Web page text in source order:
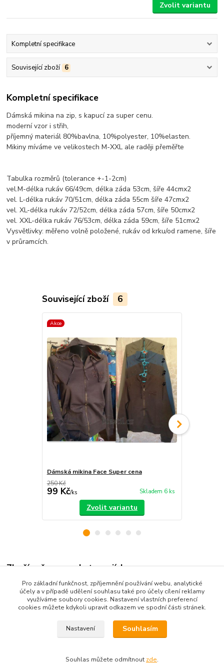
Zvolit variantu
Kompletní specifikace
Související zboží 6
Kompletní specifikace
Dámská mikina na zip, s kapucí za super cenu.
moderní vzor i střih,
příjemný materiál 80%bavlna, 10%polyester, 10%elasten.
Mikiny míváme ve velikostech M-XXL ale raději přeměřte
Tabulka rozměrů (tolerance +-1-2cm)
vel.M-délka rukáv 66/49cm, délka záda 53cm, šíře 44cmx2
vel. L-délka rukáv 70/51cm, délka záda 55cm šíře 47cmx2
vel. XL-délka rukáv 72/52cm, délka záda 57cm, šíře 50cmx2
vel. XXL-délka rukáv 76/53cm, délka záda 59cm, šíře 51cmx2
Vysvětlivky: měřeno volně položené, rukáv od krku/od ramene, šíře
v průramcích.
Související zboží 6
Akce
Dámská mikina Face Super cena
250 Kč
99 Kč/ks Skladem 6 ks
Zvolit variantu
Zboží zařazeno v kategoriích
Dámské oblečení
mikiny, soupravy
Pro základní funkčnost, zpříjemnění používání webu, analytické
účely a v případě udělení souhlasu také pro účely cílení reklamy
využíváme soubory cookies. Nastavení vlastních preferencí
cookies můžete kdykoli upravit odkazem ve spodní části stránek.
Nastavení Souhlasím
Souhlas můžete odmítnout zde.